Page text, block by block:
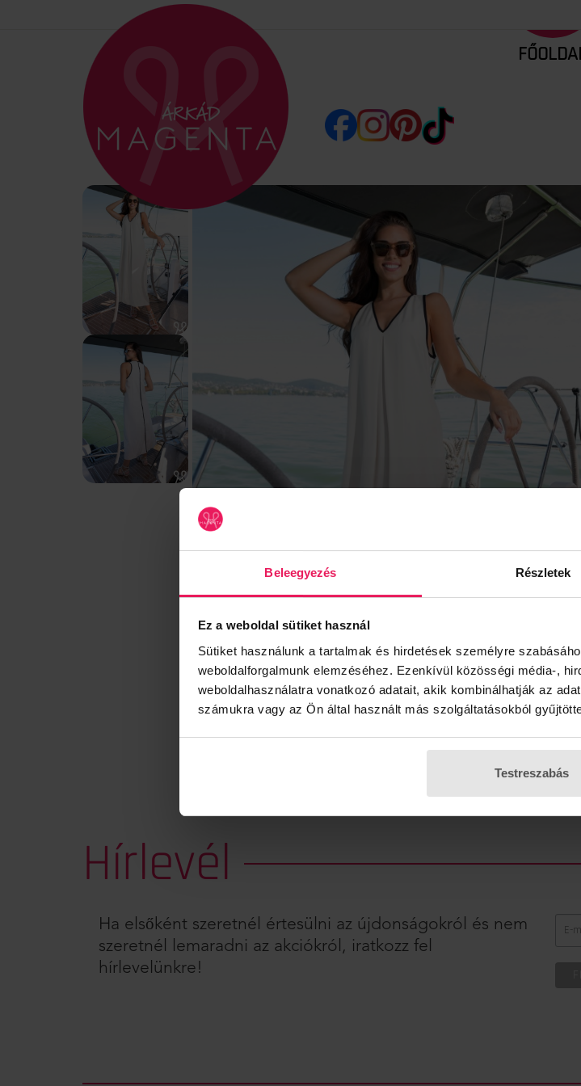
Beleegyezés Részletek
Ez a weboldal sütiket használ
Sütiket használunk a tartalmak és hirdetések személyre
weboldalforgalmunk elemzéséhez. Ezenkívül közösségi média-,
weboldalhasználatra vonatkozó adatait, akik kombinálhatják az
számukra vagy az Ön által használt más szolgáltatásokból
Testreszabás
Hírlevél
Ha elsőként szeretnél értesülni az újdonságokról és nem
szeretnél lemaradni az akciókról, iratkozz fel
hírlevelünkre!